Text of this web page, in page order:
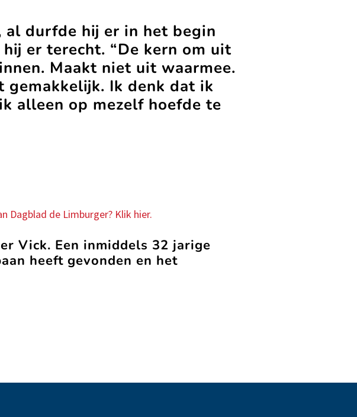
al durfde hij er in het begin
er terecht. “De kern om uit
Maakt niet uit waarmee.
Ik denk dat ik
alleen op mezelf hoefde te
Dagblad de Limburger? Klik hier.
Vick. Een inmiddels 32 jarige
heeft gevonden en het